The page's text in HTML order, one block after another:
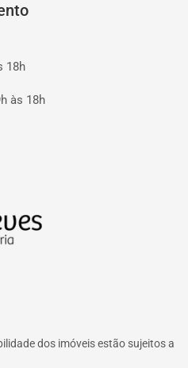
18h
às 18h
dos imóveis estão sujeitos a